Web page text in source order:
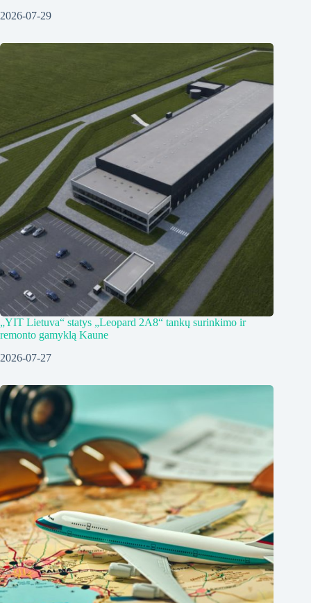
2026-07-29
„YIT Lietuva“ statys „Leopard 2A8“ tankų surinkimo ir
remonto gamyklą Kaune
2026-07-27